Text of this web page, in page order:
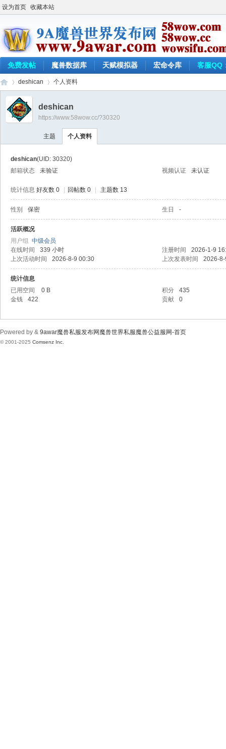
设为首页 收藏本站
免费发帖 魔兽数据库 天赋模拟器 宏命令库 客服QQ
›
deshican 个人资料
deshican
https://www.58wow.cc/?30320
主题 个人资料
deshican(UID: 30320)
邮箱状态
未验证 视频认证 未认证
统计信息 好友数 0 回帖数 0 主题数 13
性别 保密 生日 -
活跃概况
用户组 中级会员
在线时间
339 小时 注册时间
2026-1-9
上次活动时间
2026-8-9 00:30 上次发表时间 2026-
统计信息
已用空间
0 B 积分
435
金钱
422 贡献 0
Powered by & 9awar魔兽私服发布网魔兽世界私服魔兽公益服网-首页
© 2001-2025 Comsenz Inc.